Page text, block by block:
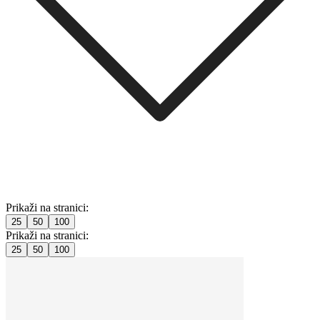
Prikaži na stranici:
25 50 100
Prikaži na stranici:
25 50 100